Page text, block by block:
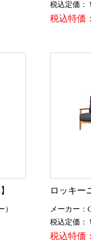
税込定価：
税込特価
）
ロッキー
メーカー：
税込定価：
税込特価